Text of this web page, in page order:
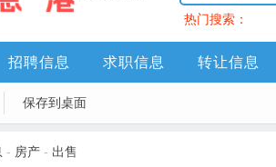
热门搜索：
招聘信息 求职信息 转让信息
保存到桌面
- 房产 - 出售